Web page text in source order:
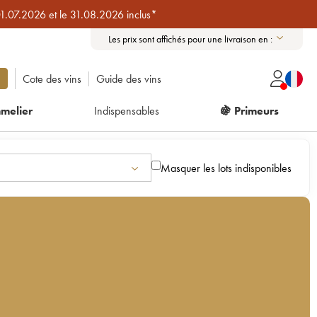
et le 31.08.2026 inclus*
Les prix sont affichés pour une livraison en :
Cote des vins Guide des vins
Indispensables 🍇 Primeurs
Masquer les lots indisponibles